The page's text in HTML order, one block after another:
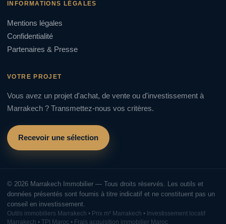
INFORMATIONS LÉGALES
Mentions légales
Confidentialité
Partenaires & Presse
VOTRE PROJET
Vous avez un projet d'achat, de vente ou d'investissement à
Marrakech ? Transmettez-nous vos critères.
Recevoir une sélection
© 2026 Marrakech Immobilier — Tous droits réservés. Les outils et
données présentés sont fournis à titre indicatif et ne constituent pas un
conseil en investissement.
Outils immobiliers Marrakech • Prix m² Marrakech • Investissement locatif
Marrakech • TPI Maroc • Frais acquisition immobilier Maroc